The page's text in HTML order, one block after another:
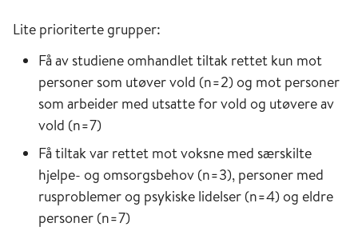
Lite prioriterte grupper:
Få av studiene omhandlet tiltak rettet kun mot
personer som utøver vold (n=2) og mot personer
som arbeider med utsatte for vold og utøvere av
vold (n=7)
Få tiltak var rettet mot voksne med særskilte
hjelpe- og omsorgsbehov (n=3), personer med
rusproblemer og psykiske lidelser (n=4) og eldre
personer (n=7)